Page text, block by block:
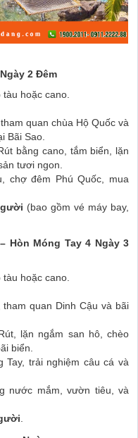
2 Đêm
hoặc cano.
quan chùa Hộ Quốc và
Bãi Sao.
bằng cano, tắm biển, lặn
tươi ngon.
chợ đêm Phú Quốc, mua
(bao gồm vé máy bay,
Hòn Móng Tay 4 Ngày 3
hoặc cano.
quan Dinh Cậu và bãi
lặn ngắm san hô, chèo
biển.
Tay, trải nghiệm câu cá và
nước mắm, vườn tiêu, và